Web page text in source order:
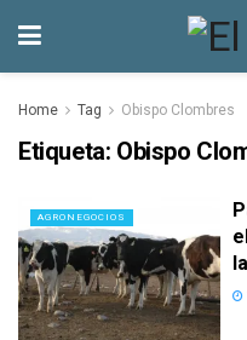
Home Tag Obispo Clombres
Etiqueta: Obispo
AGRONEGOCIOS